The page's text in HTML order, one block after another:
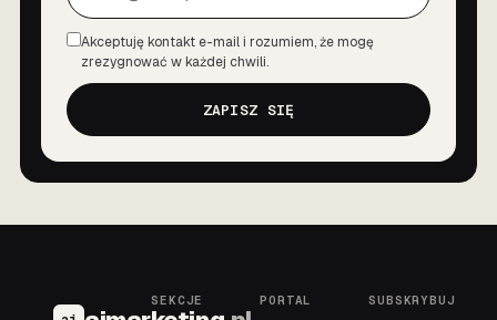
Zgoda
Akceptuję kontakt e-mail i rozumiem, że mogę
zrezygnować w każdej chwili.
ZAPISZ SIĘ
SEKCJE PORTAL SUBSKRYBUJ